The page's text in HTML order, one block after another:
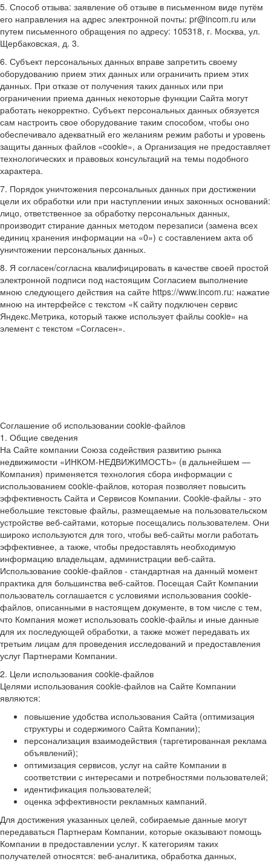
5. Способ отзыва: заявление об отзыве в письменном виде путём
его направления на адрес электронной почты: pr@incom.ru или
путем письменного обращения по адресу: 105318, г. Москва, ул.
Щербаковская, д. 3.
6. Субъект персональных данных вправе запретить своему
оборудованию прием этих данных или ограничить прием этих
данных. При отказе от получения таких данных или при
ограничении приема данных некоторые функции Сайта могут
работать некорректно. Субъект персональных данных обязуется
сам настроить свое оборудование таким способом, чтобы оно
обеспечивало адекватный его желаниям режим работы и уровень
защиты данных файлов «cookie», а Организация не предоставляет
технологических и правовых консультаций на темы подобного
характера.
7. Порядок уничтожения персональных данных при достижении
цели их обработки или при наступлении иных законных оснований:
лицо, ответственное за обработку персональных данных,
производит стирание данных методом перезаписи (замена всех
единиц хранения информации на «0») с составлением акта об
уничтожении персональных данных.
8. Я согласен/согласна квалифицировать в качестве своей простой
электронной подписи под настоящим Согласием выполнение
мною следующего действия на сайте https://www.incom.ru: нажатие
мною на интерфейсе с текстом «К сайту подключен сервис
Яндекс.Метрика, который также использует файлы cookie» на
элемент с текстом «Согласен».
Соглашение об использовании cookie-файлов
1. Общие сведения
На Сайте компании Союза содействия развитию рынка
недвижимости «ИНКОМ-НЕДВИЖИМОСТЬ» (в дальнейшем —
Компания) применяется технология сбора информации с
использованием cookie-файлов, которая позволяет повысить
эффективность Сайта и Сервисов Компании. Сookie-файлы - это
небольшие текстовые файлы, размещаемые на пользовательском
устройстве веб-сайтами, которые посещались пользователем. Они
широко используются для того, чтобы веб-сайты могли работать
эффективнее, а также, чтобы предоставлять необходимую
информацию владельцам, администрации веб-сайта.
Использование cookie-файлов - стандартная на данный момент
практика для большинства веб-сайтов. Посещая Сайт Компании
пользователь соглашается с условиями использования cookie-
файлов, описанными в настоящем документе, в том числе с тем,
что Компания может использовать cookie-файлы и иные данные
для их последующей обработки, а также может передавать их
третьим лицам для проведения исследований и предоставления
услуг Партнерами Компании.
2. Цели использования cookie-файлов
Целями использования cookie-файлов на Сайте Компании
являются:
повышение удобства использования Сайта (оптимизация
структуры и содержимого Сайта Компании);
персонализация взаимодействия (таргетированная реклама
объявлений);
оптимизация сервисов, услуг на сайте Компании в
соответствии с интересами и потребностями пользователей;
идентификация пользователей;
оценка эффективности рекламных кампаний.
Для достижения указанных целей, собираемые данные могут
передаваться Партнерам Компании, которые оказывают помощь
Компании в предоставлении услуг. К категориям таких
получателей относятся: веб-аналитика, обработка данных,